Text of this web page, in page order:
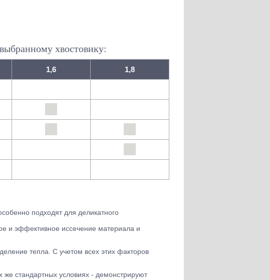
хвостовику:
1,6 1,8
подходят для деликатного
и эффективное иссечение материала и
тепла. С учетом всех этих факторов
стандартных условиях - демонстрируют